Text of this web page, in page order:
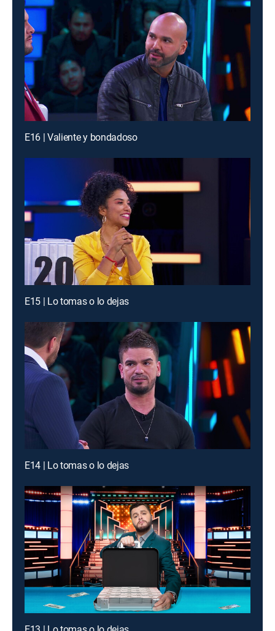
E16 | Valiente y bondadoso
E15 | Lo tomas o lo dejas
E14 | Lo tomas o lo dejas